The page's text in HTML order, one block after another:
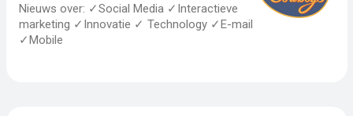
Nieuws over: ✓Social Media ✓Interactieve
marketing ✓Innovatie ✓ Technology ✓E-mail
✓Mobile